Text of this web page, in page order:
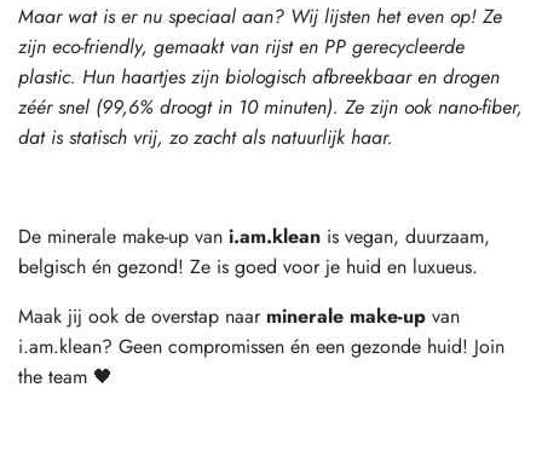
Maar wat is er nu speciaal aan? Wij lijsten het even op! Ze
zijn eco-friendly, gemaakt van rijst en PP gerecycleerde
plastic. Hun haartjes zijn biologisch afbreekbaar en drogen
zéér snel (99,6% droogt in 10 minuten). Ze zijn ook nano-fiber,
dat is statisch vrij, zo zacht als natuurlijk haar.
De minerale make-up van i.am.klean is vegan, duurzaam,
belgisch én gezond! Ze is goed voor je huid en luxueus.
Maak jij ook de overstap naar minerale make-up van
i.am.klean? Geen compromissen én een gezonde huid! Join
the team 🖤